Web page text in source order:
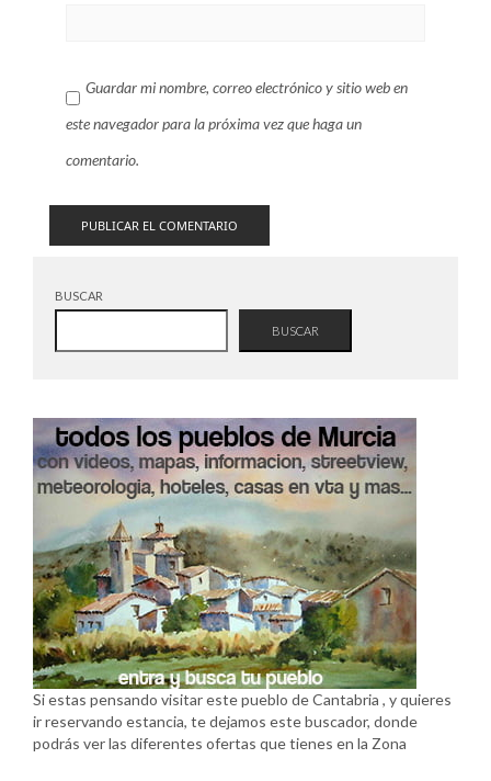
Guardar mi nombre, correo electrónico y sitio web en
este navegador para la próxima vez que haga un
comentario.
BUSCAR
BUSCAR
Si estas pensando visitar este pueblo de Cantabria , y quieres
ir reservando estancia, te dejamos este buscador, donde
podrás ver las diferentes ofertas que tienes en la Zona